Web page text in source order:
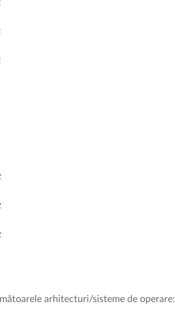
arhitecturi/sisteme de operare: